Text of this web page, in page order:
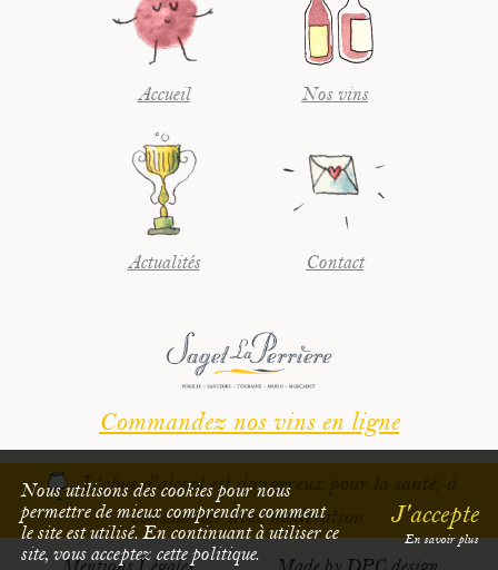
Accueil Nos vins
Actualités Contact
Commandez nos vins en ligne
L'abus d'alcool est dangereux pour la santé, à
consommer avec modération.
Nous utilisons des cookies pour nous
permettre de mieux comprendre comment
le site est utilisé. En continuant à utiliser ce
site, vous acceptez cette politique.
J'accepte
En savoir plus